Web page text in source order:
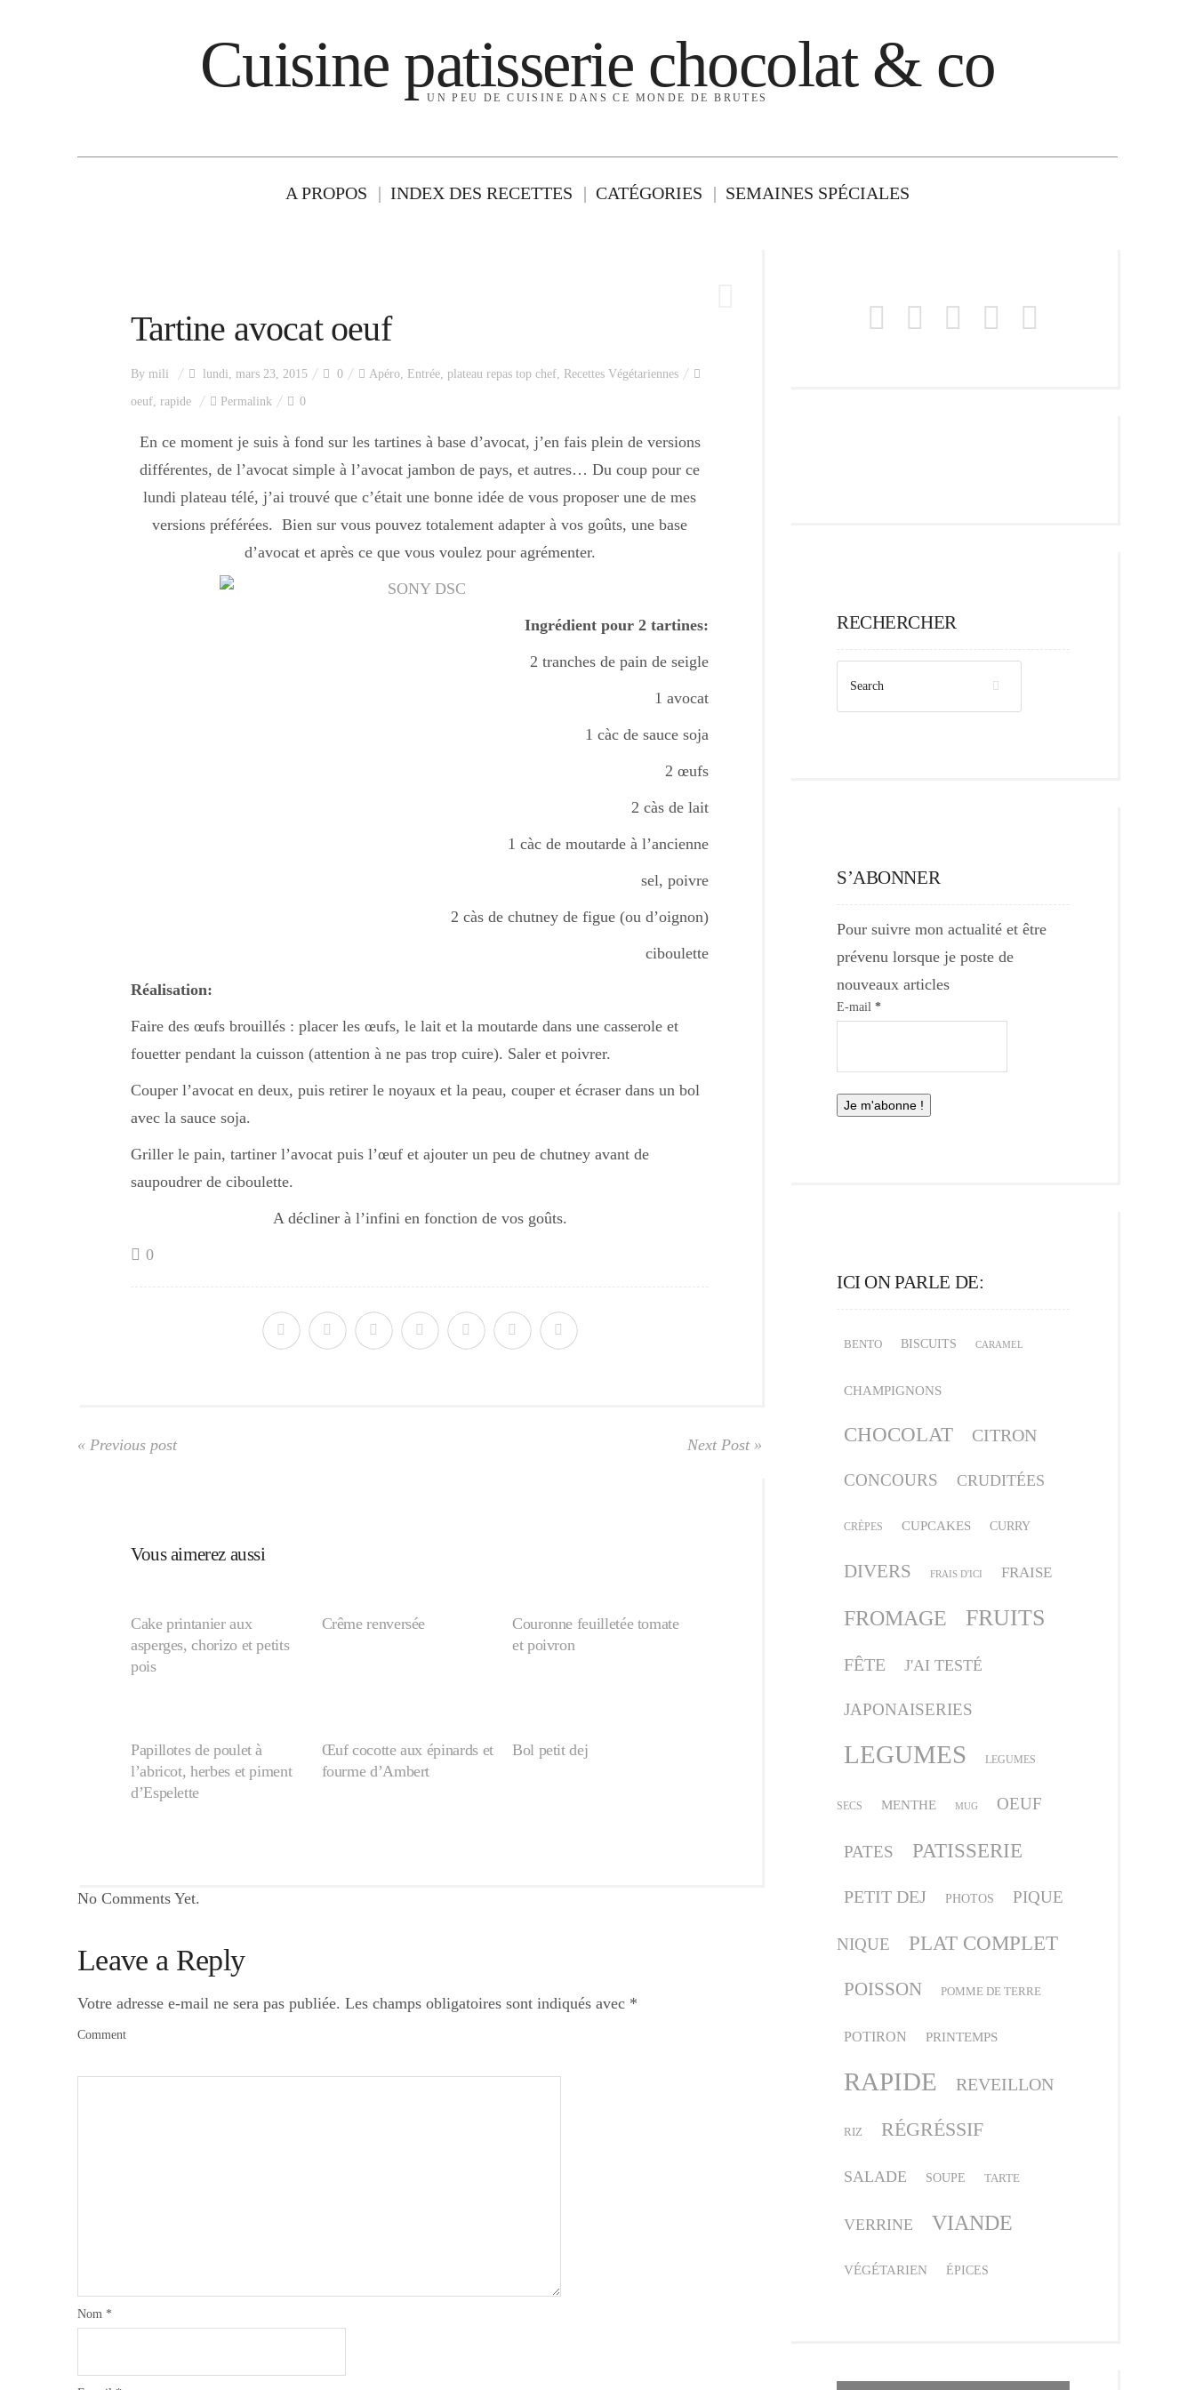
Cuisine patisserie chocolat & co
UN PEU DE CUISINE DANS CE MONDE DE BRUTES
A PROPOS INDEX DES RECETTES CATÉGORIES SEMAINES SPÉCIALES
Tartine avocat oeuf
By mili lundi, mars 23, 2015 0 Apéro, Entrée, plateau repas top chef, Recettes Végétariennes
oeuf, rapide Permalink 0
En ce moment je suis à fond sur les tartines à base d’avocat, j’en fais plein de versions
différentes, de l’avocat simple à l’avocat jambon de pays, et autres… Du coup pour ce
lundi plateau télé, j’ai trouvé que c’était une bonne idée de vous proposer une de mes
versions préférées. Bien sur vous pouvez totalement adapter à vos goûts, une base
d’avocat et après ce que vous voulez pour agrémenter.
Ingrédient pour 2 tartines:
2 tranches de pain de seigle
1 avocat
1 càc de sauce soja
2 œufs
2 càs de lait
1 càc de moutarde à l’ancienne
sel, poivre
2 càs de chutney de figue (ou d’oignon)
ciboulette
Réalisation:
Faire des œufs brouillés : placer les œufs, le lait et la moutarde dans une casserole et
fouetter pendant la cuisson (attention à ne pas trop cuire). Saler et poivrer.
Couper l’avocat en deux, puis retirer le noyaux et la peau, couper et écraser dans un bol
avec la sauce soja.
Griller le pain, tartiner l’avocat puis l’œuf et ajouter un peu de chutney avant de
saupoudrer de ciboulette.
A décliner à l’infini en fonction de vos goûts.
0
« Previous post Next Post »
Vous aimerez aussi
Cake printanier aux
asperges, chorizo et petits
pois
Crême renversée
Couronne feuilletée tomate
et poivron
Papillotes de poulet à
l’abricot, herbes et piment
d’Espelette
Œuf cocotte aux épinards et
fourme d’Ambert
Bol petit dej
No Comments Yet.
Leave a Reply
Votre adresse e-mail ne sera pas publiée. Les champs obligatoires sont indiqués avec *
Comment
Nom *
RECHERCHER
S’ABONNER
Pour suivre mon actualité et être
prévenu lorsque je poste de
nouveaux articles
E-mail *
ICI ON PARLE DE:
BENTO BISCUITS CARAMEL
CHAMPIGNONS
CHOCOLAT CITRON
CONCOURS CRUDITÉES
CRÈPES CUPCAKES CURRY
DIVERS FRAIS D'ICI FRAISE
FROMAGE FRUITS
FÊTE J'AI TESTÉ
JAPONAISERIES
LEGUMES LEGUMES
SECS MENTHE MUG OEUF
PATES PATISSERIE
PETIT DEJ PHOTOS PIQUE
NIQUE PLAT COMPLET
POISSON POMME DE TERRE
POTIRON PRINTEMPS
RAPIDE REVEILLON
RIZ RÉGRÉSSIF
SALADE SOUPE TARTE
VERRINE VIANDE
VÉGÉTARIEN ÉPICES